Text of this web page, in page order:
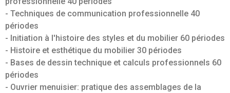
- Techniques de communication professionnelle 40
périodes
- Initiation à l'histoire des styles et du mobilier 60 périodes
- Histoire et esthétique du mobilier 30 périodes
- Bases de dessin technique et calculs professionnels 60
périodes
- Ouvrier menuisier: pratique des assemblages de la